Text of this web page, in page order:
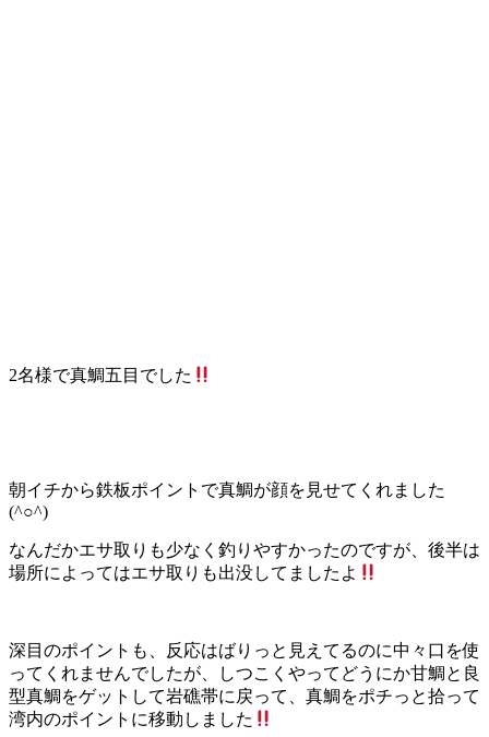
2名様で真鯛五目でした
朝イチから鉄板ポイントで真鯛が顔を見せてくれました
(^○^)
なんだかエサ取りも少なく釣りやすかったのですが、後半は
場所によってはエサ取りも出没してましたよ
深目のポイントも、反応はばりっと見えてるのに中々口を使
ってくれませんでしたが、しつこくやってどうにか甘鯛と良
型真鯛をゲットして岩礁帯に戻って、真鯛をポチっと拾って
湾内のポイントに移動しました